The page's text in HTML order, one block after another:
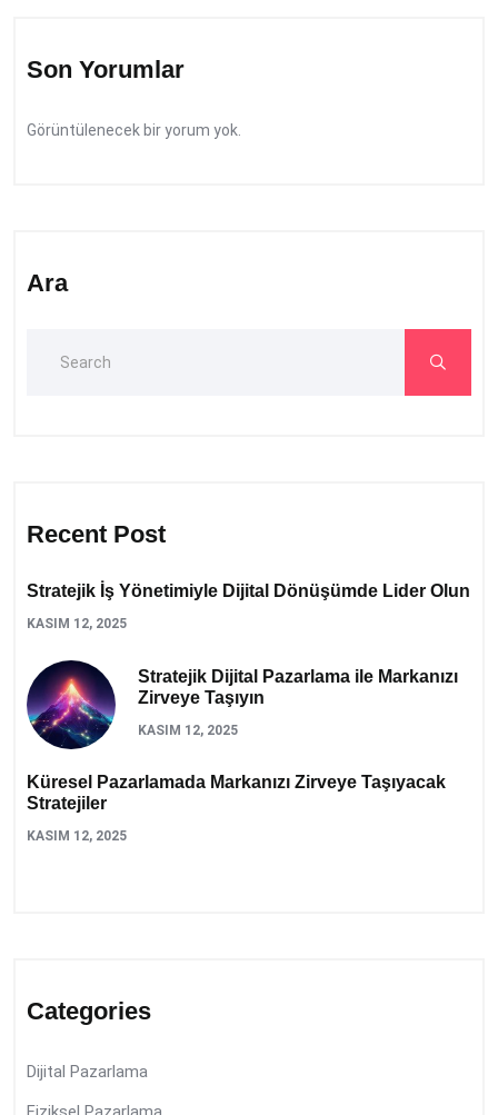
Son Yorumlar
Görüntülenecek bir yorum yok.
Ara
Recent Post
Stratejik İş Yönetimiyle Dijital Dönüşümde Lider Olun
KASIM 12, 2025
Stratejik Dijital Pazarlama ile Markanızı
Zirveye Taşıyın
KASIM 12, 2025
Küresel Pazarlamada Markanızı Zirveye Taşıyacak
Stratejiler
KASIM 12, 2025
Categories
Dijital Pazarlama